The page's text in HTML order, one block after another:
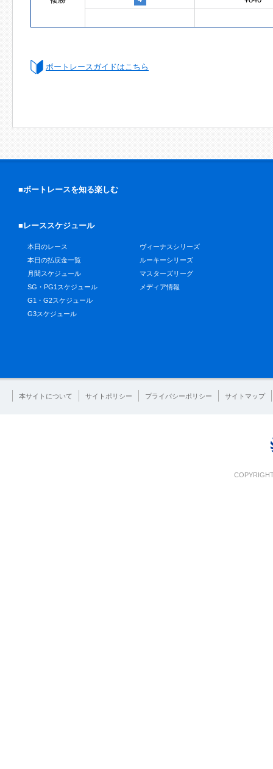
ボートレースガイドはこちら
■ボートレースを知る楽しむ
■レーススケジュール
本日のレース
本日の払戻金一覧
月間スケジュール
SG・PG1スケジュール
G1・G2スケジュール
G3スケジュール
ヴィーナスシリーズ
ルーキーシリーズ
マスターズリーグ
メディア情報
本サイトについて サイトポリシー プライバシーポリシー サイトマップ